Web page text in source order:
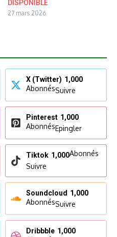
DISPONIBLE
27 mars 2026
X (Twitter) 1,000
AbonnésSuivre
Pinterest 1,000
AbonnésEpingler
Tiktok 1,000Abonnés
Suivre
Soundcloud 1,000
AbonnésSuivre
Dribbble 1,000